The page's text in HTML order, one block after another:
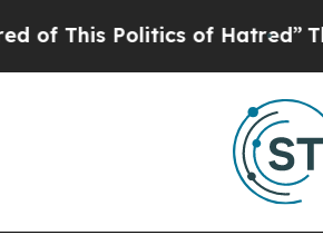
of Hatred”The Story